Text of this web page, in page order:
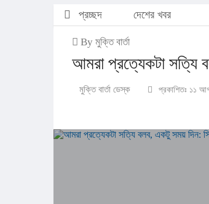
প্রচ্ছদ দেশের খবর
By মুক্তি বার্তা
আমরা প্রত্যেকটা সত্যি
মুক্তি বার্তা ডেস্ক প্রকাশিতঃ ১১